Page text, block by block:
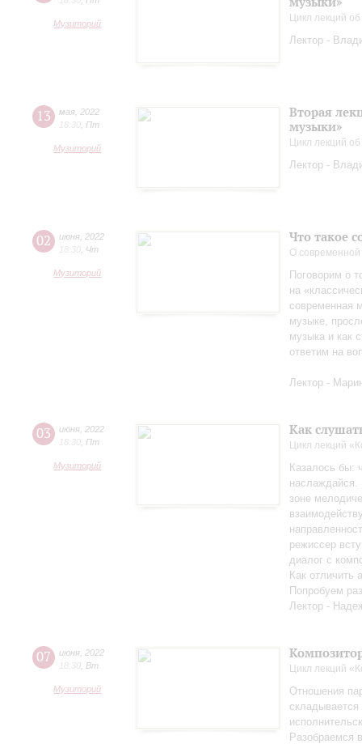
Музиторий Цикл лекций
Лектор -
13 мая 2022
18:30 Пт
Музиторий
Вторая
музыки»
Цикл лекций
Лектор -
02 июня 2022
18:30 Чт
Музиторий
Что такое
О
Поговорим о
на
современная
музыке,
музыка и как
ответим на
Лектор -
03 июня 2022
18:30 Пт
Музиторий
Как
Цикл лекций
Казалось бы:
наслаждайся.
зоне
режиссер
диалог с
Как отличить
Попробуем
Лектор -
07 июня 2022
18:30 Вт
Музиторий
Цикл лекций
Отношения
Разобраемся